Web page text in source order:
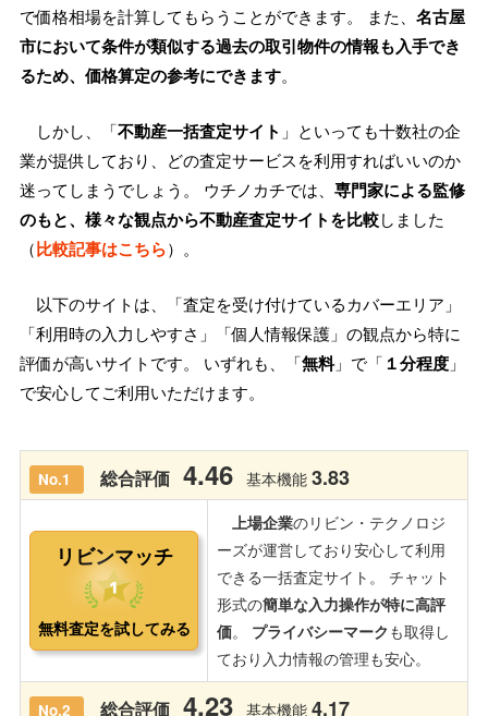
で価格相場を計算してもらうことができます。 また、 名古屋
市において条件が類似する過去の取引物件の情報も入手でき
るため、価格算定の参考にできます。
しかし、「不動産一括査定サイト 」といっても十数社の企
業が提供しており、どの査定サービスを利用すればいいのか
迷ってしまうでしょう。 ウチノカチでは、 専門家による監修
のもと、様々な観点から不動産査定サイトを比較しました
（比較記事はこちら）。
以下のサイトは、「査定を受け付けているカバーエリア」
「利用時の入力しやすさ」「個人情報保護」の観点から特に
評価が高いサイトです。 いずれも、「無料」で「 １分程度 」
で安心してご利用いただけます。